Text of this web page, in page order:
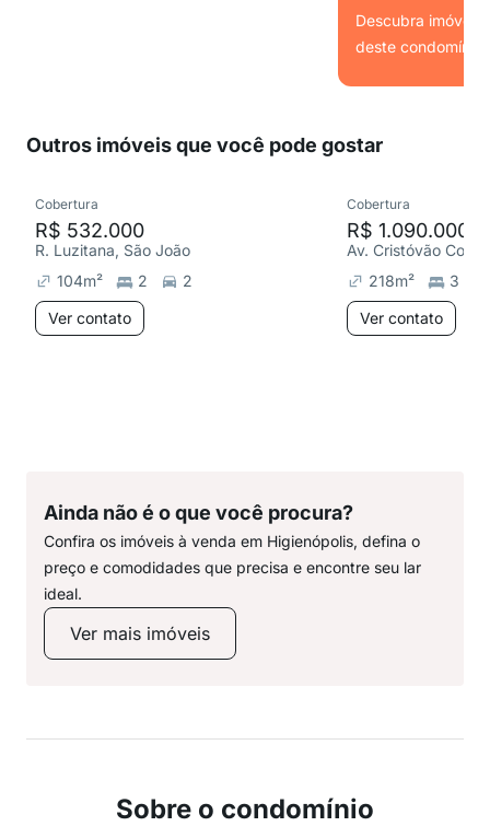
Descubra imóveis
deste condomínio.
Outros imóveis que você pode gostar
Cobertura
R$ 532.000
R. Luzitana, São João
104m² 2
2
Ver contato
Cobertura
R$ 1.090.000
Av. Cristóvão
218m²
3
Ver contato
Ainda não é o que você procura?
Confira os imóveis à venda em Higienópolis, defina o
preço e comodidades que precisa e encontre seu lar
ideal.
Ver mais imóveis
Sobre o condomínio